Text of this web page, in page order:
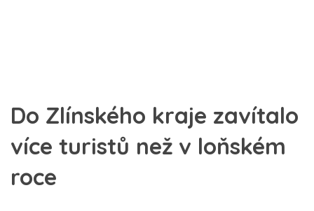
Do Zlínského kraje zavítalo
více turistů než v loňském
roce